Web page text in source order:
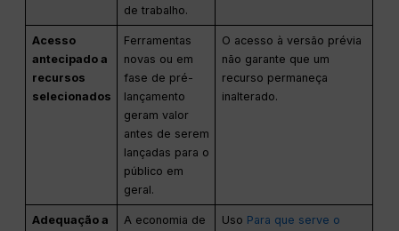
de trabalho.
Acesso
antecipado a
recursos
selecionados
Ferramentas
novas ou em
fase de pré-
lançamento
geram valor
antes de serem
lançadas para o
público em
geral.
O acesso à versão prévia
não garante que um
recurso permaneça
inalterado.
Adequação a
A economia de
Uso Para que serve o